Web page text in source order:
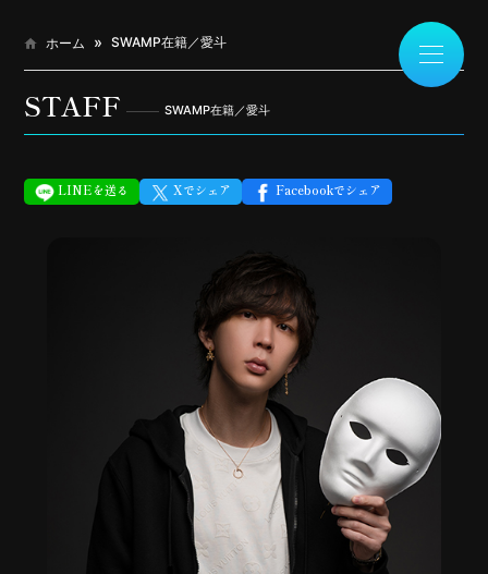
ホーム SWAMP在籍／愛斗
STAFF SWAMP在籍／愛斗
LINEを送る Xでシェア Facebookでシェア